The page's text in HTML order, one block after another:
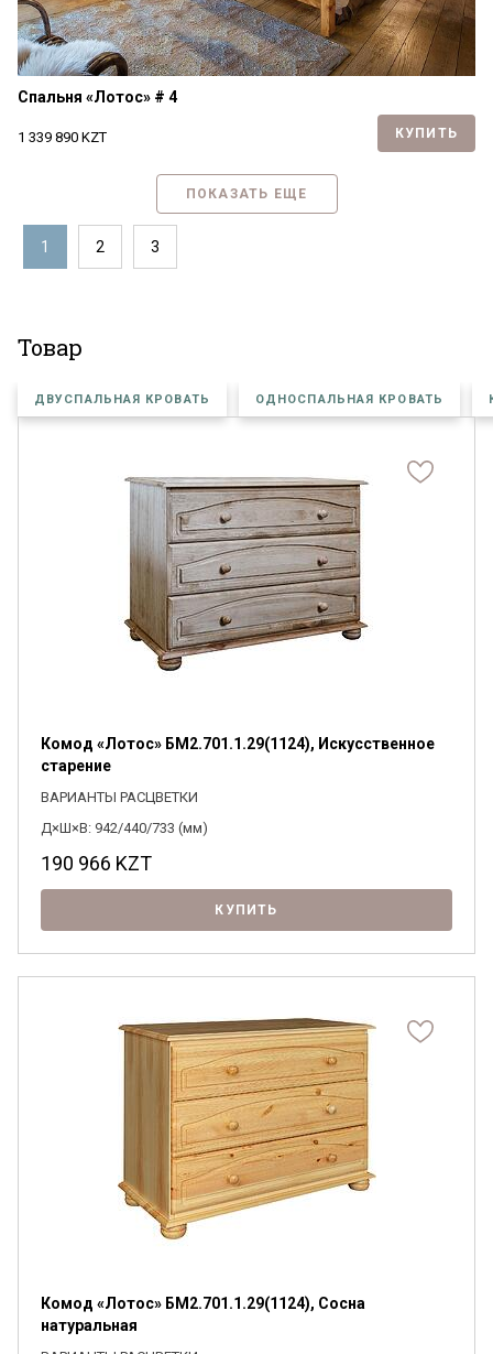
Спальня «Лотос» # 4
1 339 890 KZT КУПИТЬ
ПОКАЗАТЬ ЕЩЕ
1 2 3
Товар
ДВУСПАЛЬНАЯ КРОВАТЬ ОДНОСПАЛЬНАЯ КРОВАТЬ
Комод «Лотос» БМ2.701.1.29(1124), Искусственное
старение
ВАРИАНТЫ РАСЦВЕТКИ
Д×Ш×В: 942/440/733 (мм)
190 966 KZT
КУПИТЬ
Комод «Лотос» БМ2.701.1.29(1124), Сосна
натуральная